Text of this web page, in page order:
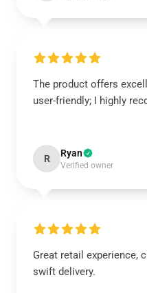
The product offers
user-friendly; I highly
R Ryan
Verified owner
Great retail experience,
swift delivery.